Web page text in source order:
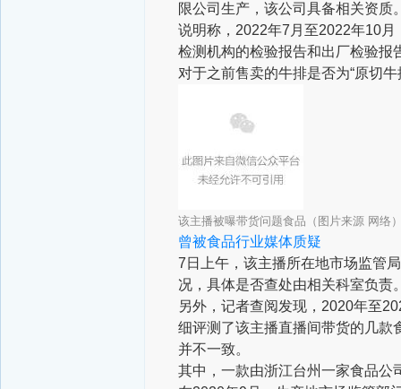
限公司生产，该公司具备相关资质
说明称，2022年7月至2022年10
检测机构的检验报告和出厂检验报
对于之前售卖的牛排是否为“原切
该主播被曝带货问题食品（图片来源 网络
曾被食品行业媒体质疑
7日上午，该主播所在地市场监管
况，具体是否查处由相关科室负责
另外，记者查阅发现，2020年至
细评测了该主播直播间带货的几款
并不一致。
其中，一款由浙江台州一家食品公